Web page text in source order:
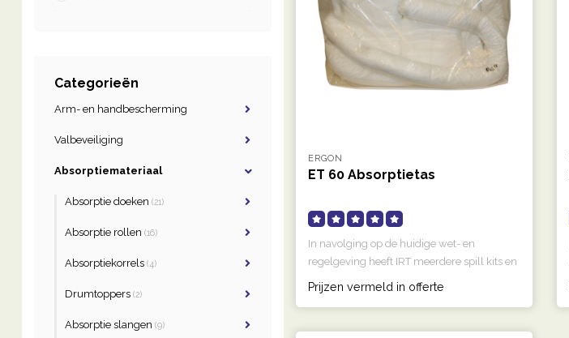
Categorieën
Arm- en handbescherming
Valbeveiliging
Absorptiemateriaal
Absorptie doeken (21)
Absorptie rollen (16)
Absorptiekorrels (4)
Drumtoppers (2)
Absorptie slangen (9)
ERGON
ET 60 Absorptietas
In navolging op de huidige wet- en
regelgeving heeft IRT meerdere spill kits en
Prijzen vermeld in offerte